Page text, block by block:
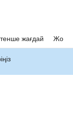
жағдай Жол